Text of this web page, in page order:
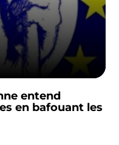
entend
en bafouant les